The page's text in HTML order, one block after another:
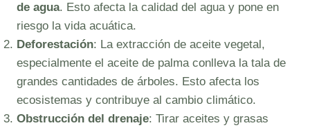
de agua. Esto afecta la calidad del agua y pone en
riesgo la vida acuática.
Deforestación: La extracción de aceite vegetal,
especialmente el aceite de palma conlleva la tala de
grandes cantidades de árboles. Esto afecta los
ecosistemas y contribuye al cambio climático.
Obstrucción del drenaje: Tirar aceites y grasas